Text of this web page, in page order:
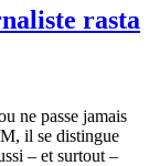
rasta
ne passe jamais
il se distingue
– et surtout –